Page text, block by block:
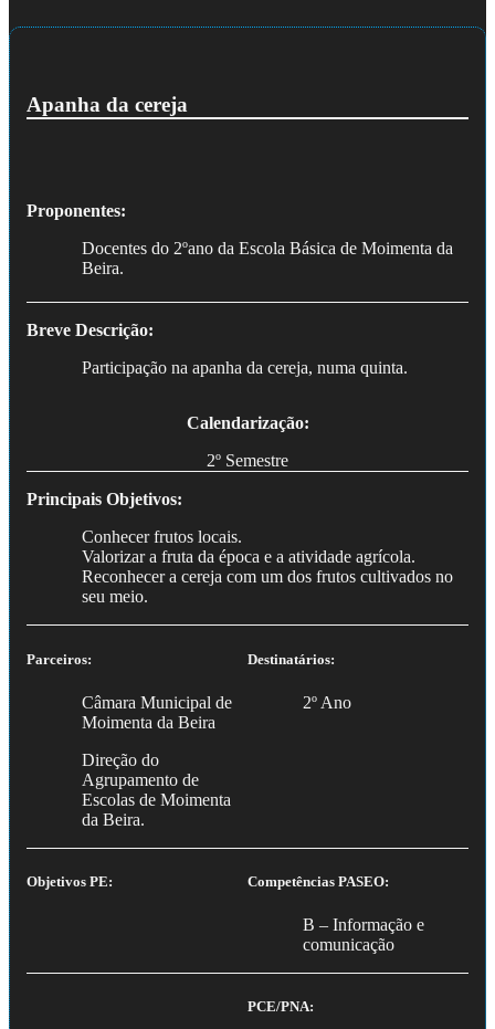
Apanha da cereja
Proponentes:
Docentes do 2ºano da Escola Básica de Moimenta da
Beira.
Breve Descrição:
Participação na apanha da cereja, numa quinta.
Calendarização:
2º Semestre
Principais Objetivos:
Conhecer frutos locais.
Valorizar a fruta da época e a atividade agrícola.
Reconhecer a cereja com um dos frutos cultivados no
seu meio.
Parceiros:
Câmara Municipal de
Moimenta da Beira
Direção do
Agrupamento de
Escolas de Moimenta
da Beira.
Destinatários:
2º Ano
Objetivos PE: Competências PASEO:
B – Informação e
comunicação
PCE/PNA: